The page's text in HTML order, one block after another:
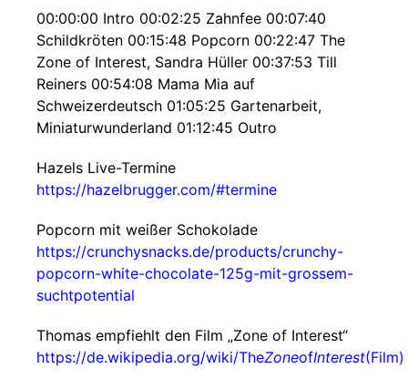
00:00:00 Intro 00:02:25 Zahnfee 00:07:40
Schildkröten 00:15:48 Popcorn 00:22:47 The
Zone of Interest, Sandra Hüller 00:37:53 Till
Reiners 00:54:08 Mama Mia auf
Schweizerdeutsch 01:05:25 Gartenarbeit,
Miniaturwunderland 01:12:45 Outro
Hazels Live-Termine
https://hazelbrugger.com/#termine
Popcorn mit weißer Schokolade
https://crunchysnacks.de/products/crunchy-
popcorn-white-chocolate-125g-mit-grossem-
suchtpotential
Thomas empfiehlt den Film „Zone of Interest“
https://de.wikipedia.org/wiki/TheZoneofInterest(Film)